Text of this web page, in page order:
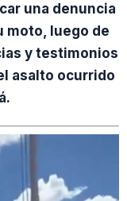
una denuncia
moto, luego de
y testimonios
asalto ocurrido